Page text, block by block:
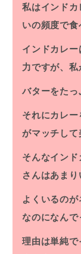
私はインドカ
いの頻度で食
インドカレ
力ですが、私
バターをたっ
それにカレー
がマッチして
そんなイン
さんはあまり
よくいるの
なのになんで
理由は単純で